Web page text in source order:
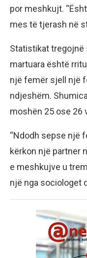
por meshkujt.
mes të tjerash në
Statistikat tregojnë
martuara është
një femër sjell një
ndjeshëm.
moshën 25 ose 26
“Ndodh sepse një
kërkon një partner
e meshkujve u
një nga sociologet